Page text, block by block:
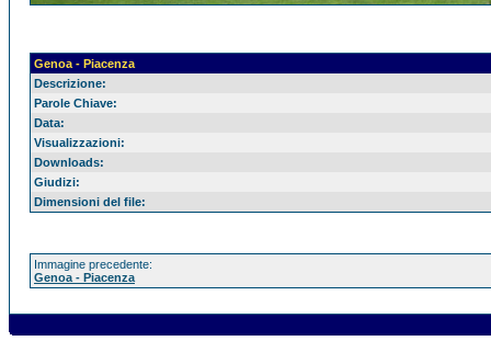
Genoa - Piacenza
Descrizione:
Parole Chiave:
Data:
Visualizzazioni:
Downloads:
Giudizi:
Dimensioni del file:
Immagine precedente:
Genoa - Piacenza